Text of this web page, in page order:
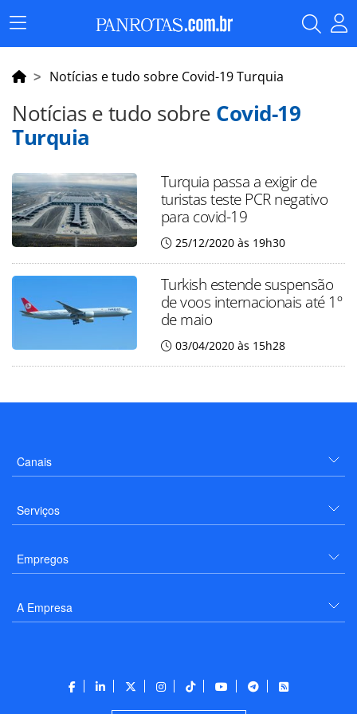
Menu
Principal
Notícias e tudo sobre Covid-19 Turquia
Notícias e tudo sobre Covid-19
Turquia
Turquia passa a exigir de
turistas teste PCR negativo
para covid-19
25/12/2020 às 19h30
Turkish estende suspensão
de voos internacionais até 1º
de maio
03/04/2020 às 15h28
Canais
Serviços
Empregos
A Empresa